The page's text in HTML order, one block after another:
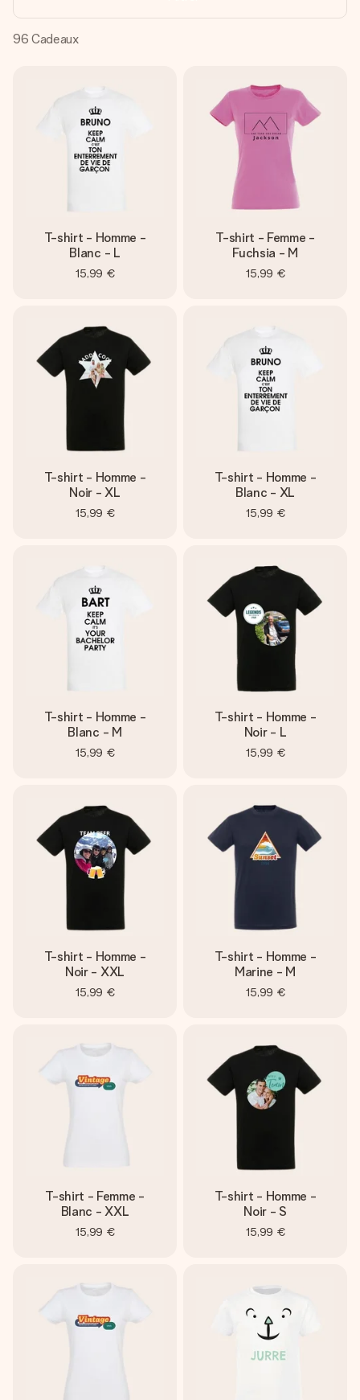
Créez quelque chose d’unique en quelques étapes – avec
son prénom, votre photo ou un message qui touche le cœur.
Sans complications, juste tout l’amour pour le moment idéal.
96 Cadeaux
T-shirt - Homme -
Blanc - L
15,99 €
T-shirt - Femme -
Fuchsia - M
15,99 €
T-shirt - Homme -
Noir - XL
15,99 €
T-shirt - Homme -
Blanc - XL
15,99 €
T-shirt - Homme -
Blanc - M
15,99 €
T-shirt - Homme -
Noir - L
15,99 €
T-shirt - Homme -
Noir - XXL
15,99 €
T-shirt - Homme -
Marine - M
15,99 €
T-shirt - Femme -
Blanc - XXL
15,99 €
T-shirt - Homme -
Noir - S
15,99 €